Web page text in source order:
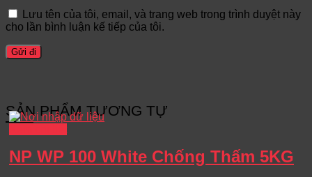
Lưu tên của tôi, email, và trang web trong trình duyệt này
cho lần bình luận kế tiếp của tôi.
SẢN PHẨM TƯƠNG TỰ
NP WP 100 White Chống Thấm 5KG